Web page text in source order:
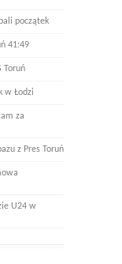
początek
41:49
Toruń
w Łodzi
za
z Pres Toruń
U24 w